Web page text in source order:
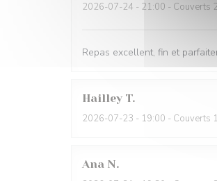
2026-07-24 - 21:00 - Couverts 2
Repas excellent, fin et
Hailley T
2026-07-23 - 19:00 - Couverts 1
Ana N